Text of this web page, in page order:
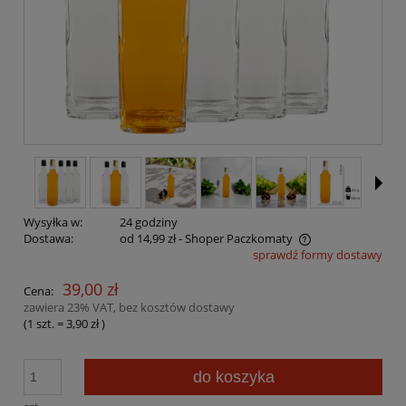
Wysyłka w:
24 godziny
Dostawa:
od 14,99 zł- Shoper Paczkomaty
Cena nie zawiera ewentualnych kosztów płatnościsprawdź formy dostawy
Cena: 39,00 zł
zawiera 23% VAT, bez kosztów dostawy
(1 szt.=3,90 zł)
do koszyka